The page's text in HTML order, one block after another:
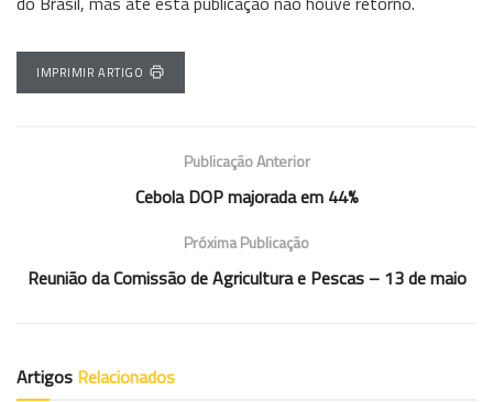
IMPRIMIR ARTIGO
Publicação Anterior
Cebola DOP majorada em 44%
Próxima Publicação
Reunião da Comissão de Agricultura e Pescas – 13 de maio
Artigos Relacionados